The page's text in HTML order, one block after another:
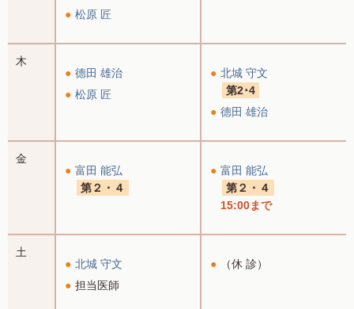
松原 匠
木
德田 雄治
松原 匠
北城 守文
第2･4
德田 雄治
金
富田 能弘
第２・４
富田 能弘
第２・４
15:00まで
土
北城 守文
担当医師
（休 診）